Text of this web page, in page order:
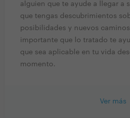
alguien que te ayude a llegar a
que tengas descubrimientos
posibilidades y nuevos
importante que lo tratado te
que sea aplicable en tu vida
momento.
Ver más